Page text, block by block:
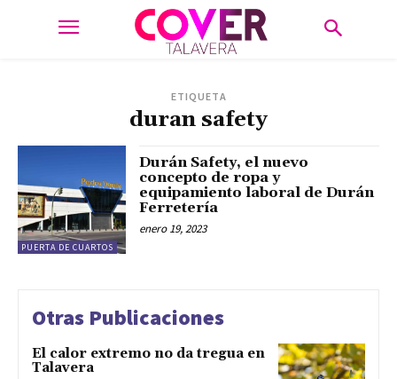
ETIQUETA
duran safety
PUERTA DE CUARTOS
Durán Safety, el nuevo
concepto de ropa y
equipamiento laboral de Durán
Ferretería
enero 19, 2023
Otras Publicaciones
El calor extremo no da tregua en
Talavera